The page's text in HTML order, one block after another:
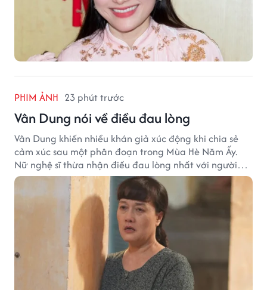
PHIM ẢNH 23 phút trước
Vân Dung nói về điều đau lòng
Vân Dung khiến nhiều khán giả xúc động khi chia sẻ
cảm xúc sau một phân đoạn trong Mùa Hè Năm Ấy.
Nữ nghệ sĩ thừa nhận điều đau lòng nhất với người
mẹ không phải sự nghèo khó, mà là khi các con phải
chứng kiến những tổn thương trong chính ngôi nhà